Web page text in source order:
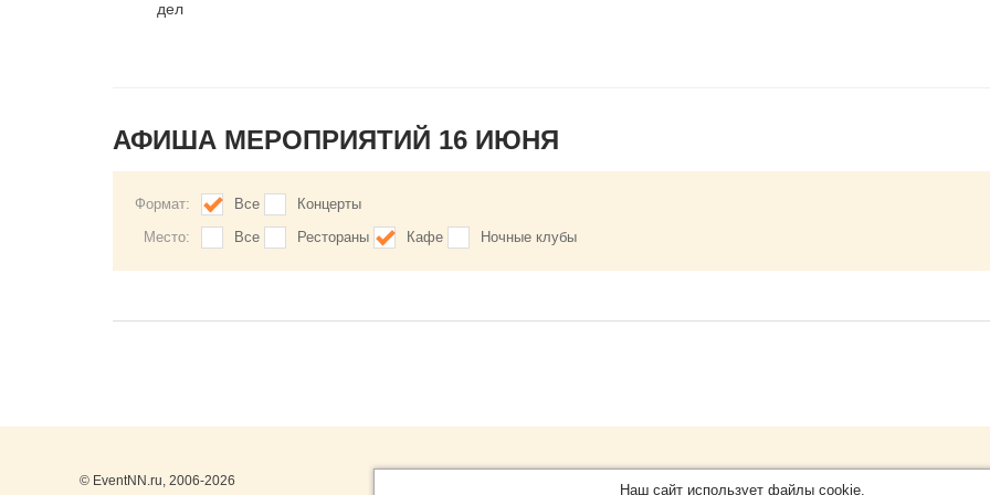
дел
АФИША МЕРОПРИЯТИЙ 16 ИЮНЯ
Формат: Все
Концерты
Место:
Все Рестораны Кафе Ночные клубы
© EventNN.ru, 2006-2026
О проекте Обращайтесь на портал
Наш сайт использует файлы cookie.